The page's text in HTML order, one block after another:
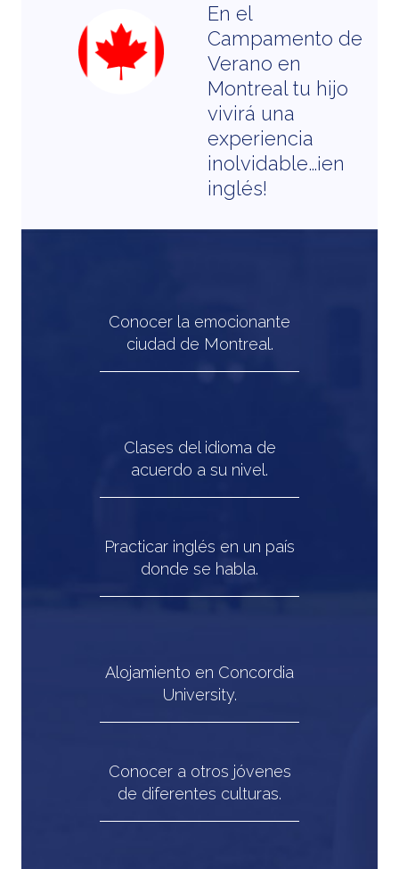
En el
Campamento de
Verano en
Montreal tu hijo
vivirá una
experiencia
inolvidable…¡en
inglés!
Conocer la emocionante
ciudad de Montreal.
Clases del idioma de
acuerdo a su nivel.
Practicar inglés en un país
donde se habla.
Alojamiento en Concordia
University.
Conocer a otros jóvenes
de diferentes culturas.